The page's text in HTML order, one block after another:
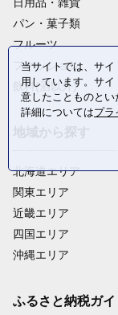
パン・菓子類
フルーツ
ファッション
飲料(酒以外)
北海道エリア
関東エリア
近畿エリア
四国エリア
沖縄エリア
ふるさと納税ガイ
当サイトでは、サ
用しています。サ
意したことものとい
詳細についてはプラ